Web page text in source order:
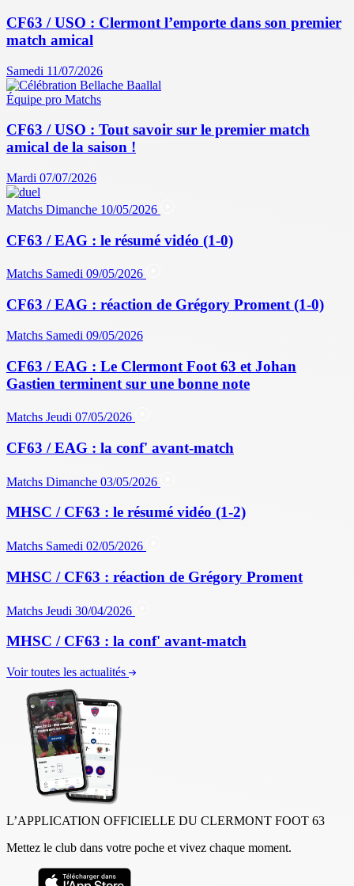
CF63 / USO : Clermont l’emporte dans son premier
match amical
Samedi 11/07/2026
Équipe pro Matchs
CF63 / USO : Tout savoir sur le premier match
amical de la saison !
Mardi 07/07/2026
Matchs Dimanche 10/05/2026
CF63 / EAG : le résumé vidéo (1-0)
Matchs Samedi 09/05/2026
CF63 / EAG : réaction de Grégory Proment (1-0)
Matchs Samedi 09/05/2026
CF63 / EAG : Le Clermont Foot 63 et Johan
Gastien terminent sur une bonne note
Matchs Jeudi 07/05/2026
CF63 / EAG : la conf' avant-match
Matchs Dimanche 03/05/2026
MHSC / CF63 : le résumé vidéo (1-2)
Matchs Samedi 02/05/2026
MHSC / CF63 : réaction de Grégory Proment
Matchs Jeudi 30/04/2026
MHSC / CF63 : la conf' avant-match
Voir toutes les actualités
L’APPLICATION OFFICIELLE DU CLERMONT FOOT 63
Mettez le club dans votre poche et vivez chaque moment.